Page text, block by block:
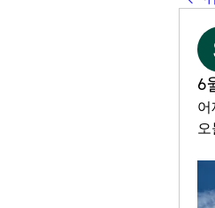
6
어
오